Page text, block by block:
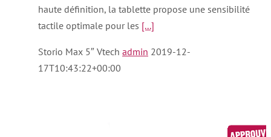
haute définition, la tablette propose une sensibilité
tactile optimale pour les [...]
Storio Max 5″ Vtech admin 2019-12-
17T10:43:22+00:00